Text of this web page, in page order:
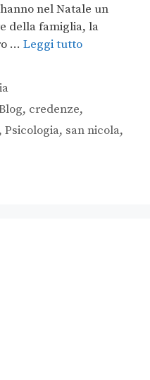
nel Natale un
della famiglia, la
… Leggi tutto
, credenze,
, Psicologia, san nicola,